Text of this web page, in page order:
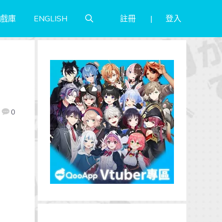
庫 ENGLISH 註冊 登入
0